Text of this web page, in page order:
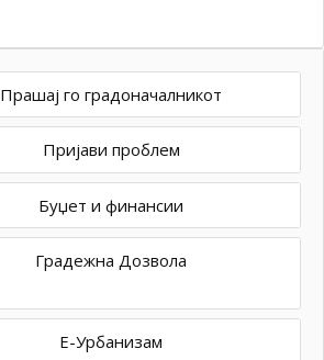
Прашај го градоначалникот
Пријави проблем
Буџет и финансии
Градежна Дозвола
Е-Урбанизам